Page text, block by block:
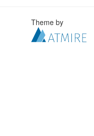
Theme by